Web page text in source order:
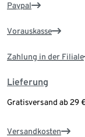
Paypal
Vorauskasse
Zahlung in der Filiale
Lieferung
Gratisversand ab 29
Versandkosten